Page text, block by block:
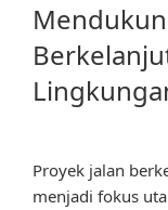
Proyek jalan
menjadi fokus